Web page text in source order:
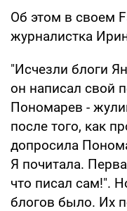
Об этом в своем
журналистка
"Исчезли блоги
он написал свой
Пономарев -
после того, как
допросила
Я почитала.
что писал сам!".
блогов было. Их